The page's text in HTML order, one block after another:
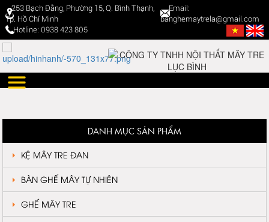
253 Bạch Đằng, Phường 15, Q. Bình Thạnh,
Tp. Hồ Chí Minh
Email:
banghemaytrela@gmail.com
Hotline: 0938 423 805
DANH MỤC SẢN PHẨM
KỆ MÂY TRE ĐAN
BÀN GHẾ MÂY TỰ NHIÊN
GHẾ MÂY TRE